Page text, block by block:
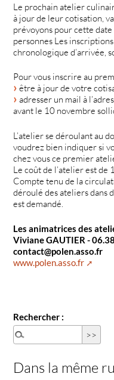
Le prochain atelier
à jour de leur cotisation,
prévoyons pour cette
personnes Les
chronologique d’arrivée,
Pour vous inscrire au
être à jour de votre
adresser un mail à
avant le 10 novembre
L’atelier se déroulant au
voudrez bien indiquer si
chez vous ce premier
Le coût de l’atelier est de
Compte tenu de la
déroulé des ateliers dans
est demandé.
Les animatrices des
Viviane GAUTIER -
contact@polen.asso.fr
www.polen.asso.fr
Rechercher :
Dans la même